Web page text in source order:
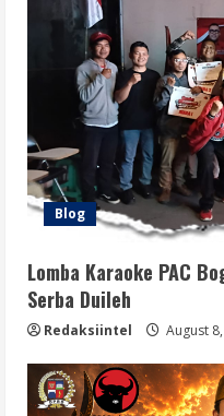
Blog
Lomba Karaoke PAC
Serba Duileh
Redaksiintel August